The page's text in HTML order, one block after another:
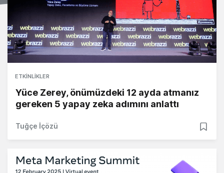
ETKINLIKLER
Yüce Zerey, önümüzdeki 12 ayda atmanız
gereken 5 yapay zeka adımını anlattı
Tuğçe İçözü